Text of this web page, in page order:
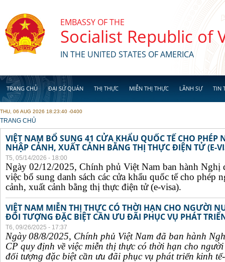
EMBASSY OF THE
Socialist Republic of
IN THE UNITED STATES OF AMERICA
TRANG CHỦ ĐẠI SỨ QUÁN THỊ THỰC MIỄN THỊ THỰC LÃNH SỰ TIN
THU, 06 AUG 2026 18:23:40 -0400
YOU ARE HERE
TRANG CHỦ
VIỆT NAM BỔ SUNG 41 CỬA KHẨU QUỐC TẾ CHO
NHẬP CẢNH, XUẤT CẢNH BẰNG THỊ THỰC ĐIỆN TỬ (E-
T5, 05/14/2026 - 18:00
Ngày 02/12/2025, Chính phủ Việt Nam ban hành Nghị
việc bổ sung danh sách các cửa khẩu quốc tế cho phép
cảnh, xuất cảnh bằng thị thực điện tử (e-visa).
VIỆT NAM MIỄN THỊ THỰC CÓ THỜI HẠN CHO NGƯỜI
ĐỐI TƯỢNG ĐẶC BIỆT CẦN ƯU ĐÃI PHỤC VỤ PHÁT
T6, 09/26/2025 - 17:37
Ngày 08/8/2025, Chính phủ Việt Nam đã ban hành
CP quy định về việc miễn thị thực có thời hạn cho
đối tượng đặc biệt cần ưu đãi phục vụ phát triển kinh